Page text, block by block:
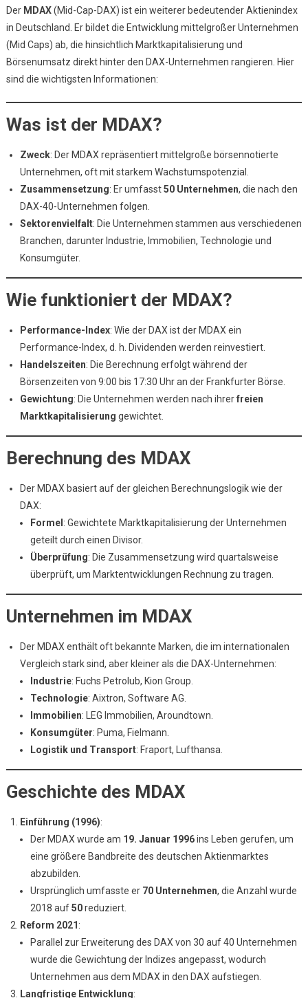
Der MDAX(Mid-Cap-DAX) ist ein weiterer bedeutender Aktienindex
in Deutschland. Er bildet die Entwicklung mittelgroßer Unternehmen
(Mid Caps) ab, die hinsichtlich Marktkapitalisierung und
Börsenumsatz direkt hinter den DAX-Unternehmen rangieren. Hier
sind die wichtigsten Informationen:
Was ist der MDAX?
Zweck: Der MDAX repräsentiert mittelgroße börsennotierte
Unternehmen, oft mit starkem Wachstumspotenzial.
Zusammensetzung: Er umfasst50 Unternehmen, die nach den
DAX-40-Unternehmen folgen.
Sektorenvielfalt: Die Unternehmen stammen aus verschiedenen
Branchen, darunter Industrie, Immobilien, Technologie und
Konsumgüter.
Wie funktioniert der MDAX?
Performance-Index: Wie der DAX ist der MDAX ein
Performance-Index, d. h. Dividenden werden reinvestiert.
Handelszeiten: Die Berechnung erfolgt während der
Börsenzeiten von 9:00 bis 17:30 Uhr an der Frankfurter Börse.
Gewichtung: Die Unternehmen werden nach ihrerfreien
Marktkapitalisierung gewichtet.
Berechnung des MDAX
Der MDAX basiert auf der gleichen Berechnungslogik wie der
DAX:
Formel : Gewichtete Marktkapitalisierung der Unternehmen
geteilt durch einen Divisor.
Überprüfung: Die Zusammensetzung wird quartalsweise
überprüft, um Marktentwicklungen Rechnung zu tragen.
Unternehmen im MDAX
Der MDAX enthält oft bekannte Marken, die im internationalen
Vergleich stark sind, aber kleiner als die DAX-Unternehmen:
Industrie: Fuchs Petrolub, Kion Group.
Technologie: Aixtron, Software AG.
Immobilien: LEG Immobilien, Aroundtown.
Konsumgüter: Puma, Fielmann.
Logistik und Transport: Fraport, Lufthansa.
Geschichte des MDAX
Einführung (1996):
Der MDAX wurde am 19. Januar 1996ins Leben gerufen, um
eine größere Bandbreite des deutschen Aktienmarktes
abzubilden.
Ursprünglich umfasste er 70 Unternehmen, die Anzahl wurde
2018 auf50reduziert.
Reform 2021 :
Parallel zur Erweiterung des DAX von 30 auf 40 Unternehmen
wurde die Gewichtung der Indizes angepasst, wodurch
Unternehmen aus dem MDAX in den DAX aufstiegen.
Langfristige Entwicklung: